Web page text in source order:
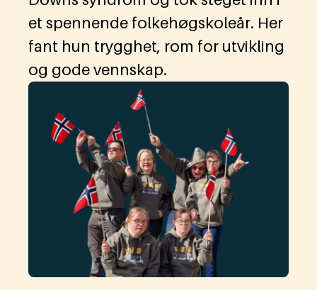
et spennende folkehøgskoleår. Her
fant hun trygghet, rom for utvikling
og gode vennskap.